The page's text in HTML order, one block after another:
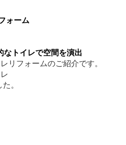
ォーム
なトイレで空間を演出
リフォームのご紹介です。
た。